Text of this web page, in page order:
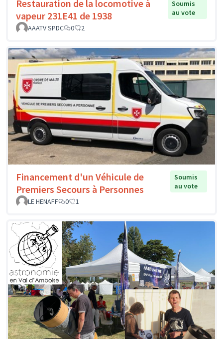
Restauration de la locomotive à
vapeur 231E41 de 1938
Soumis
au vote
AAATV SPDC
0 2
Financement d'un Véhicule de
Premiers Secours à Personnes
Soumis
au vote
LE HENAFF
0 1